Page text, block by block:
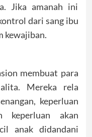
Jika amanah ini
dari sang ibu
kewajiban.
membuat para
Mereka rela
keperluan
keperluan akan
anak didandani